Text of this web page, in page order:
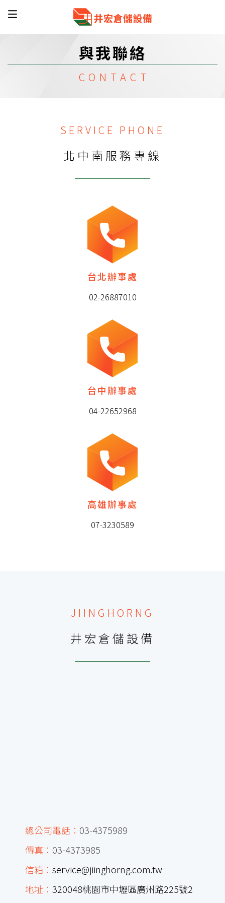
與我聯絡
SERVICE PHONE
北中南服務專線
台北辦事處
02-26887010
台中辦事處
04-22652968
高雄辦事處
07-3230589
JIINGHORNG
井宏倉儲設備
總公司電話： 03-4375989
傳真： 03-4373985
信箱： service@jiinghorng.com.tw
地址： 320048桃園市中壢區廣州路225號2